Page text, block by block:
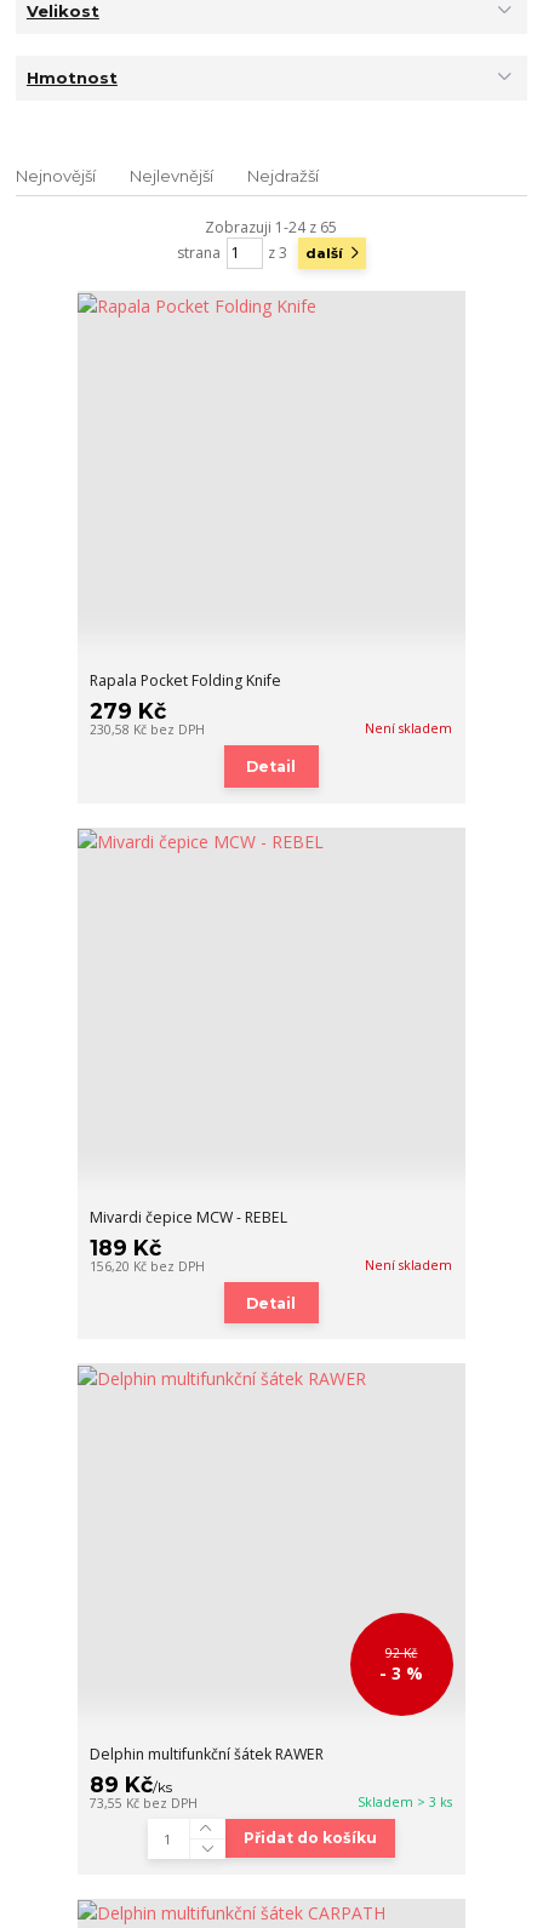
Velikost
Hmotnost
Nejnovější Nejlevnější Nejdražší
Zobrazuji 1-24 z 65
strana
z 3 další
Rapala Pocket Folding Knife
279 Kč
230,58 Kč bez DPH Není skladem
Detail
Mivardi čepice MCW - REBEL
189 Kč
156,20 Kč bez DPH Není skladem
Detail
92 Kč
- 3 %
Delphin multifunkční šátek RAWER
89 Kč/ks
73,55 Kč bez DPH Skladem > 3 ks
Přidat do košíku